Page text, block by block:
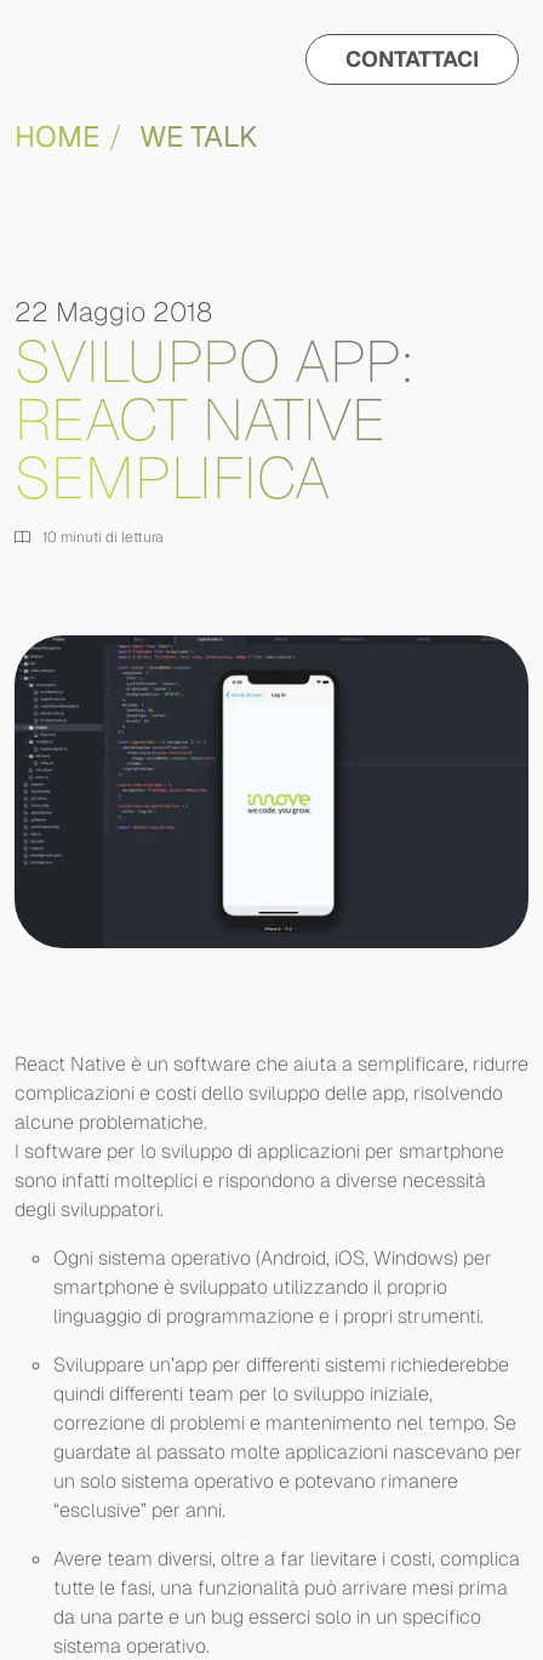
CONTATTACI
HOME WE TALK
22 Maggio 2018
SVILUPPO APP:
REACT NATIVE
SEMPLIFICA
10 minuti di lettura
React Native è un software che aiuta a semplificare, ridurre
complicazioni e costi dello sviluppo delle app, risolvendo
alcune problematiche.
I software per lo sviluppo di applicazioni per smartphone
sono infatti molteplici e rispondono a diverse necessità
degli sviluppatori.
Ogni sistema operativo (Android, iOS, Windows) per
smartphone è sviluppato utilizzando il proprio
linguaggio di programmazione e i propri strumenti.
Sviluppare un’app per differenti sistemi richiederebbe
quindi differenti team per lo sviluppo iniziale,
correzione di problemi e mantenimento nel tempo. Se
guardate al passato molte applicazioni nascevano per
un solo sistema operativo e potevano rimanere
“esclusive” per anni.
Avere team diversi, oltre a far lievitare i costi, complica
tutte le fasi, una funzionalità può arrivare mesi prima
da una parte e un bug esserci solo in un specifico
sistema operativo.